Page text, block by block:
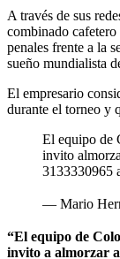
A través de sus
combinado
penales frente a la
sueño mundialista
El empresario
durante el torneo y
El equipo de
invito
3133330965
— Mario
“El equipo de
invito a almorzar